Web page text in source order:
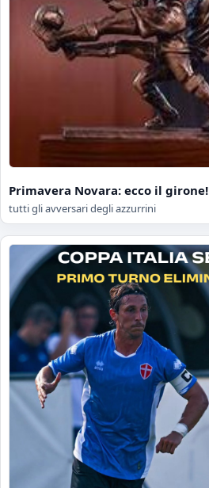
Primavera Novara: ecco il girone!
tutti gli avversari degli azzurrini